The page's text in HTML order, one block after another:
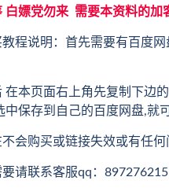
白嫖党勿来 需要本资料的加
教程说明：首先需要有百度
在本页面右上角先复制下边
中保存到自己的百度网盘,就
会购买或链接失效或有任
请联系客服qq：897276215